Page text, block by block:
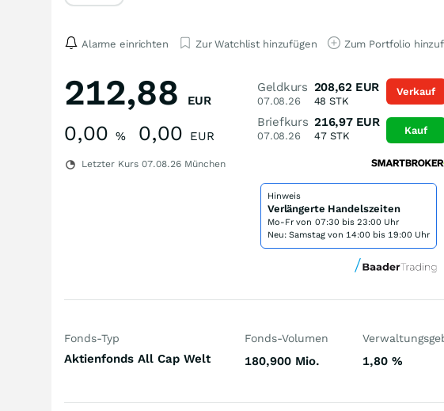
Alarme einrichten Zur Watchlist hinzufügen Zum Portfolio
212,88 EUR
0,00 % 0,00 EUR
Letzter Kurs 07.08.26 München
Geldkurs
07.08.26
208,62 EUR
48 STK
Briefkurs
07.08.26
216,97 EUR
47 STK
Verkauf
Kauf
Hinweis
Verlängerte Handelszeiten
Mo-Fr von 07:30 bis 23:00 Uhr
Neu: Samstag von 14:00 bis 19:00 Uhr
Fonds-Typ
Aktienfonds All Cap Welt
Fonds-Volumen
180,900 Mio. 1,80 %